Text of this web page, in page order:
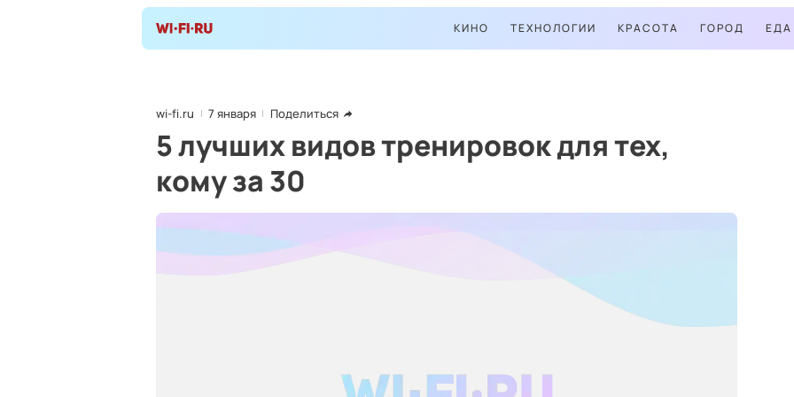
КИНО ТЕХНОЛОГИИ КРАСОТА ГОРОД ЕДА
wi-fi.ru 7 января Поделиться
5 лучших видов тренировок для тех,
кому за 30